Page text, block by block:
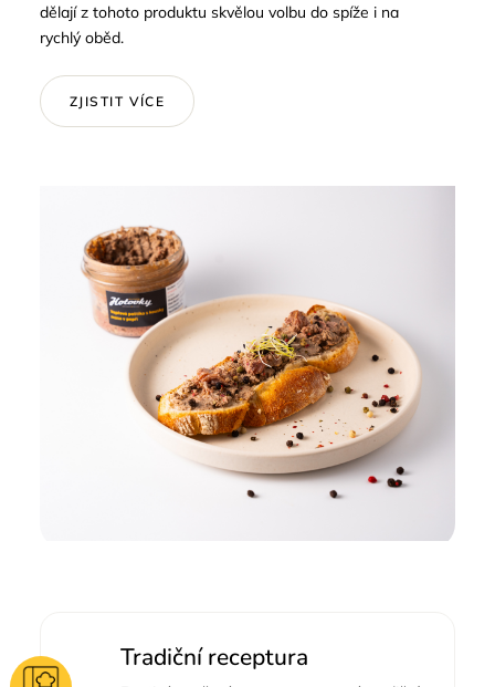
dělají z tohoto produktu skvělou volbu do spíže i na
rychlý oběd.
ZJISTIT VÍCE
Tradiční receptura